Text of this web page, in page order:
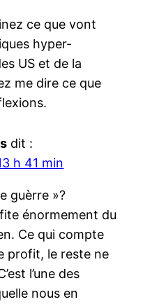
ce que vont
hyper-
US et de la
me dire ce que
dit :
h 41 min
guèrre »?
énormement du
Ce qui compte
profit, le reste ne
l’une des
nous en